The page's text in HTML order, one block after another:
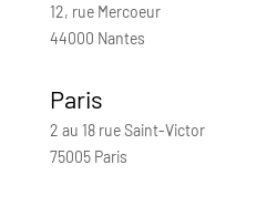
12, rue Mercoeur
44000 Nantes
Paris
2 au 18 rue Saint-Victor
75005 Paris